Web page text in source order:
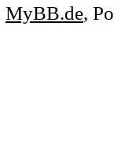
MyBB.de,